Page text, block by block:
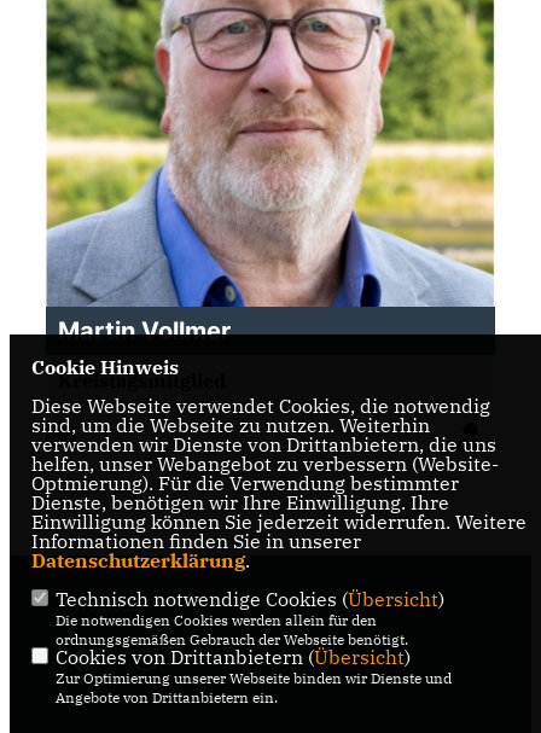
Martin Vollmer
Kreistagsmitglied
Wickede
Cookie Hinweis
Diese Webseite verwendet Cookies, die notwendig
sind, um die Webseite zu nutzen. Weiterhin
verwenden wir Dienste von Drittanbietern, die uns
helfen, unser Webangebot zu verbessern (Website-
Optmierung). Für die Verwendung bestimmter
Dienste, benötigen wir Ihre Einwilligung. Ihre
Einwilligung können Sie jederzeit widerrufen. Weitere
Informationen finden Sie in unserer
Datenschutzerklärung.
Technisch notwendige Cookies (Übersicht)
Die notwendigen Cookies werden allein für den
ordnungsgemäßen Gebrauch der Webseite benötigt.
Cookies von Drittanbietern (Übersicht)
Zur Optimierung unserer Webseite binden wir Dienste und
Angebote von Drittanbietern ein.